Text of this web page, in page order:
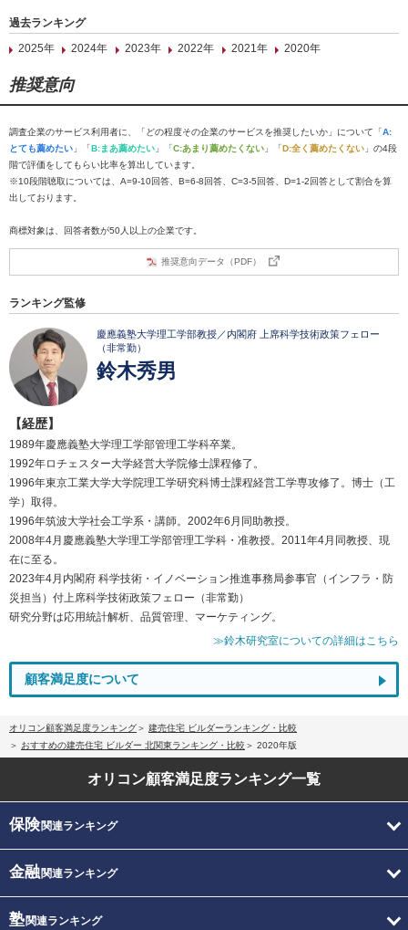
過去ランキング
2025年
2024年 2023年 2022年 2021年 2020年
推奨意向
調査企業のサービス利用者に、「どの程度その企業のサービスを推奨したいか」について「A:
とても薦めたい 」「B:まあ薦めたい 」「C:あまり薦めたくない 」「D:全く薦めたくない 」の4段
階で評価をしてもらい比率を算出しています。
※10段階聴取については、A=9-10回答、B=6-8回答、C=3-5回答、D=1-2回答として割合を算
出しております。
商標対象は、回答者数が50人以上の企業です。
推奨意向データ（PDF）
ランキング監修
慶應義塾大学理工学部教授／内閣府 上席科学技術政策フェロー
（非常勤）
鈴木秀男
【経歴】
1989年慶應義塾大学理工学部管理工学科卒業。
1992年ロチェスター大学経営大学院修士課程修了。
1996年東京工業大学大学院理工学研究科博士課程経営工学専攻修了。博士（工
学）取得。
1996年筑波大学社会工学系・講師。2002年6月同助教授。
2008年4月慶應義塾大学理工学部管理工学科・准教授。2011年4月同教授、現
在に至る。
2023年4月内閣府 科学技術・イノベーション推進事務局参事官（インフラ・防
災担当）付上席科学技術政策フェロー（非常勤）
研究分野は応用統計解析、品質管理、マーケティング。
≫鈴木研究室についての詳細はこちら
顧客満足度について
オリコン顧客満足度ランキング
建売住宅 ビルダーランキング・比較
おすすめの建売住宅 ビルダー 北関東ランキング・比較
2020年版
オリコン顧客満足度ランキング一覧
保険関連ランキング
金融関連ランキング
塾関連ランキング